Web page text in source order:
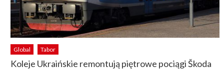
Global Tabor
Koleje Ukraińskie remontują piętrowe pociągi Škoda